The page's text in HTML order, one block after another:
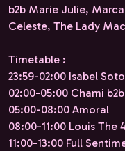
b2b Marie Julie,
Celeste, The Lady
Timetable :
23:59-02:00 Isabel Soto
02:00-05:00 Chami
05:00-08:00 Amoral
08:00-11:00 Louis The
11:00-13:00 Full